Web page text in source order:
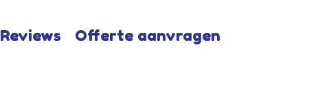
Reviews Offerte aanvragen